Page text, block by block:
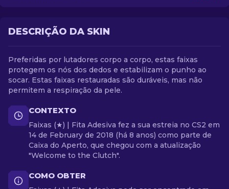
DESCRIÇÃO DA SKIN
Preferidas por lutadores corpo a corpo, estas faixas
protegem os nós dos dedos e estabilizam o punho ao
socar. Estas faixas restauradas são duráveis, mas não
permitem a respiração da pele.
CONTEXTO
Faixas (★) | Fita Adesiva fez a sua estreia no CS2 em
14 de February de 2018 (há 8 anos) como parte de
Caixa do Aperto, que chegou com a atualização
"Welcome to the Clutch".
COMO OBTER